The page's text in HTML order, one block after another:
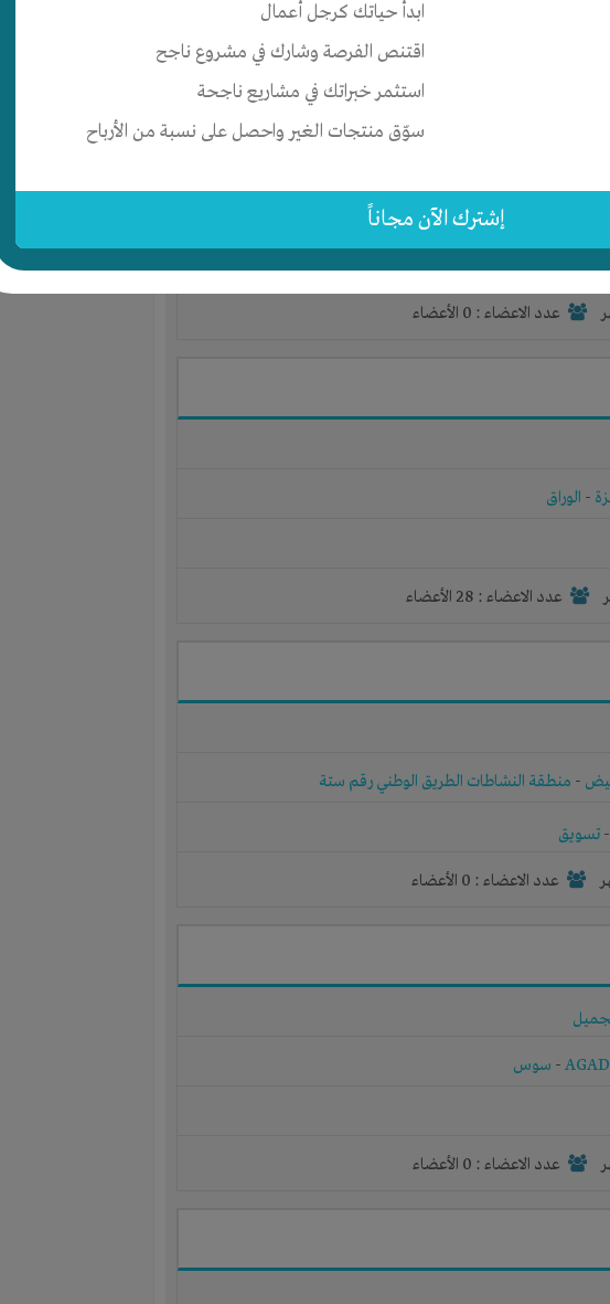
ابدأ حياتك كرجل أعمال
اقتنص الفرصة وشارك في مشروع ناجح
استثمر خبراتك في مشاريع ناجحة
سوّق منتجات الغير واحصل على نسبة من الأرباح
إشترك الآن مجاناً
عدد الاعضاء : 0 الأعضاء
- الوراق
عدد الاعضاء : 28 الأعضاء
- منطقة النشاطات الطريق الوطني رقم ستة
- تسويق
عدد الاعضاء : 0 الأعضاء
- سوس
عدد الاعضاء : 0 الأعضاء